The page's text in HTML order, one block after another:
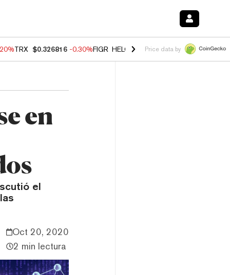
TRX $0.326816 -0.30%FIGR_HELOC $1.02 -1.50% HYPE $56.16
Price data by
en
el
Oct 20, 2020
2 min lectura